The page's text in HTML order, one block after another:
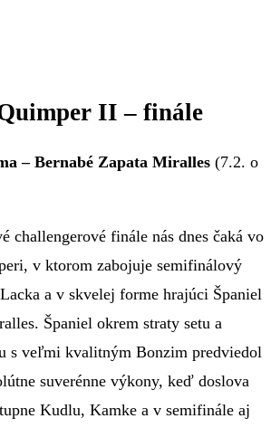
II – finále
– Bernabé Zapata Miralles (7.2. o
challengerové finále nás dnes čaká vo
v ktorom zabojuje semifinálový
a v skvelej forme hrajúci Španiel
Španiel okrem straty setu a
s veľmi kvalitným Bonzim predviedol
suverénne výkony, keď doslova
Kudlu, Kamke a v semifinále aj